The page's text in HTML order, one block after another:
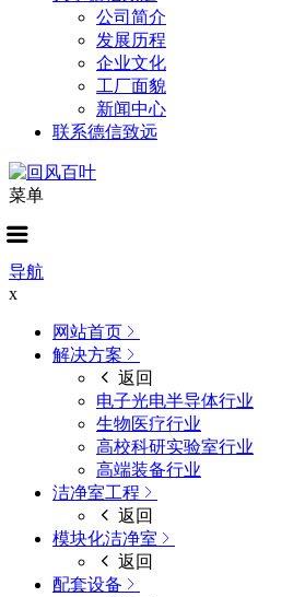
公司简介
发展历程
企业文化
工厂面貌
新闻中心
联系德信致远
菜单
导航
x
网站首页
解决方案
返回
电子光电半导体行业
生物医疗行业
高校科研实验室行业
高端装备行业
洁净室工程
返回
模块化洁净室
返回
配套设备